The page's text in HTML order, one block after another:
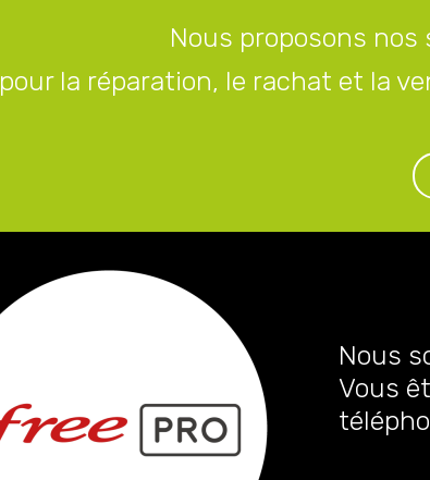
Nous proposons
pour la réparation, le rachat et la
Nous
Vous